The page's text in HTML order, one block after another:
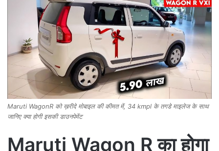
Maruti WagonR को ख़रीदे मोबाइल की कीमत में, 34 kmpl के तगडे माइलेज के साथ
जानिए क्या होगी इसकी डाउनपेमेंट
Maruti Wagon R का होगा